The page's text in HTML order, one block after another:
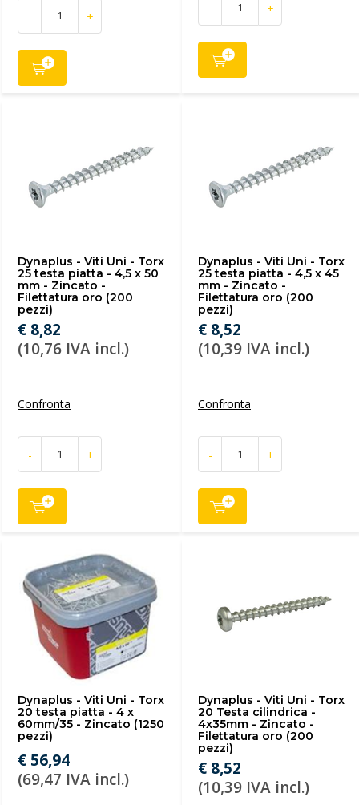
- +
- +
Dynaplus - Viti Uni - Torx
25 testa piatta - 4,5 x 50
mm - Zincato -
Filettatura oro (200
pezzi)
€ 8,82
(10,76 IVA incl.)
Confronta
- +
Dynaplus - Viti Uni - Torx
25 testa piatta - 4,5 x 45
mm - Zincato -
Filettatura oro (200
pezzi)
€ 8,52
(10,39 IVA incl.)
Confronta
- +
Dynaplus - Viti Uni - Torx
20 testa piatta - 4 x
60mm/35 - Zincato (1250
pezzi)
€ 56,94
(69,47 IVA incl.)
Dynaplus - Viti Uni - Torx
20 Testa cilindrica -
4x35mm - Zincato -
Filettatura oro (200
pezzi)
€ 8,52
(10,39 IVA incl.)